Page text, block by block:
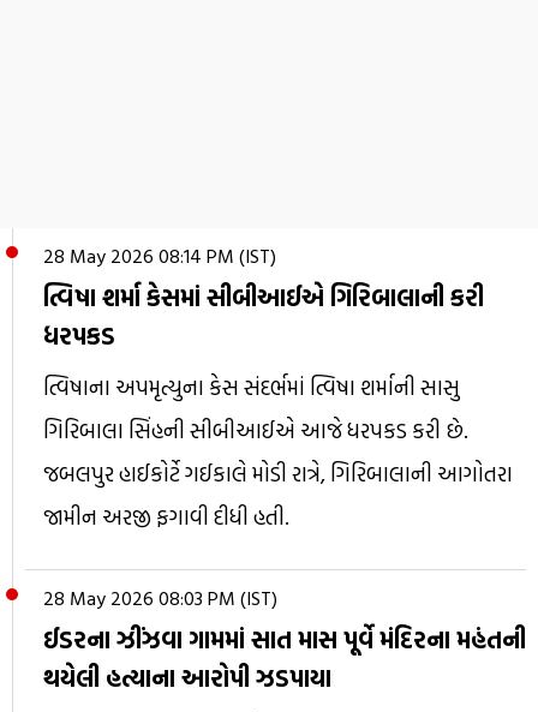
28 May 2026 08:14 PM (IST)
ત્વિષા શર્મા કેસમાં સીબીઆઈએ ગિરિબાલાની કરી
ધરપકડ
ત્વિષાના અપમૃત્યુના કેસ સંદર્ભમાં ત્વિષા શર્માની સાસુ
ગિરિબાલા સિંહની સીબીઆઈએ આજે ધરપકડ કરી છે.
જબલપુર હાઈકોર્ટે ગઈકાલે મોડી રાત્રે, ગિરિબાલાની આગોતરા
જામીન અરજી ફગાવી દીધી હતી.
28 May 2026 08:03 PM (IST)
ઈડરના ઝીંઝવા ગામમાં સાત માસ પૂર્વે મંદિરના મહંતની
થયેલી હત્યાના આરોપી ઝડપાયા